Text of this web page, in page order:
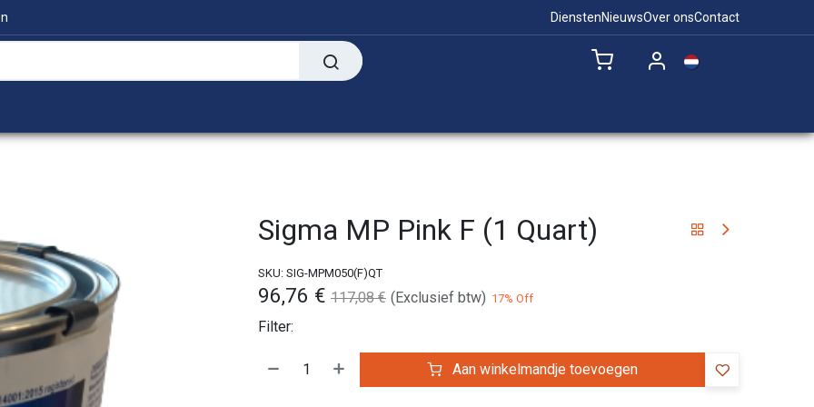
DienstenNieuwsOver onsContact
Sigma MP Pink F (1 Quart)
SKU: SIG-MPM050(F)QT
96,76 € 117,08€ (Exclusief btw) 17% Off
Filter:
Aan winkelmandje toevoegen